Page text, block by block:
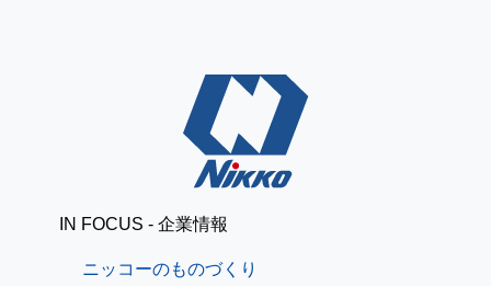
IN FOCUS - 企業情報
ニッコーのものづくり